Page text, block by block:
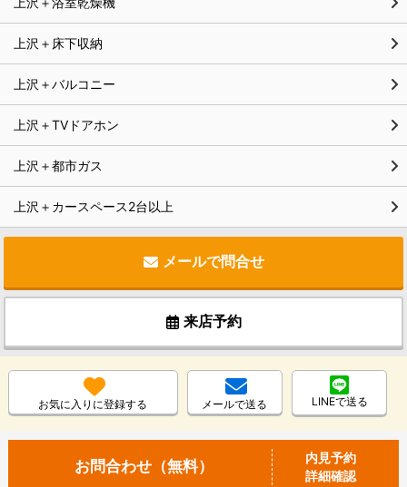
上沢＋床下収納
上沢＋バルコニー
上沢＋TVドアホン
上沢＋都市ガス
上沢＋カースペース2台以上
メールで問合せ
来店予約
お気に入りに登録する メールで送る LINEで送る
お問合わせ（無料）
内見予約
詳細確認